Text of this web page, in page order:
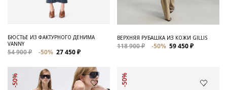
БЮСТЬЕ ИЗ ФАКТУРНОГО ДЕНИМА
VANNY
54 900 ₽ -50% 27 450 ₽
ВЕРХНЯЯ РУБАШКА ИЗ КОЖИ GILLIS
118 900 ₽ -50% 59 450 ₽
-50% -50%